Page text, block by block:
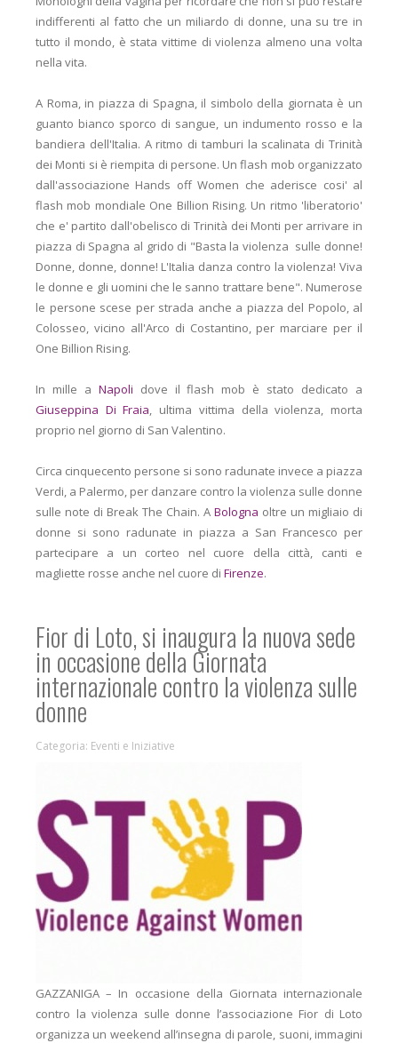
indifferenti al fatto che un miliardo di donne, una su tre in
tutto il mondo, è stata vittime di violenza almeno una volta
nella vita.
A Roma, in piazza di Spagna, il simbolo della giornata è un
guanto bianco sporco di sangue, un indumento rosso e la
bandiera dell'Italia. A ritmo di tamburi la scalinata di Trinità
dei Monti si è riempita di persone. Un flash mob organizzato
dall'associazione Hands off Women che aderisce cosi' al
flash mob mondiale One Billion Rising. Un ritmo 'liberatorio'
che e' partito dall'obelisco di Trinità dei Monti per arrivare in
piazza di Spagna al grido di "Basta la violenza sulle donne!
Donne, donne, donne! L'Italia danza contro la violenza! Viva
le donne e gli uomini che le sanno trattare bene". Numerose
le persone scese per strada anche a piazza del Popolo, al
Colosseo, vicino all'Arco di Costantino, per marciare per il
One Billion Rising.
In mille a Napoli dove il flash mob è stato dedicato a
Giuseppina Di Fraia, ultima vittima della violenza, morta
proprio nel giorno di San Valentino.
Circa cinquecento persone si sono radunate invece a piazza
Verdi, a Palermo, per danzare contro la violenza sulle donne
sulle note di Break The Chain. A Bologna oltre un migliaio di
donne si sono radunate in piazza a San Francesco per
partecipare a un corteo nel cuore della città, canti e
magliette rosse anche nel cuore di Firenze.
Fior di Loto, si inaugura la nuova sede
in occasione della Giornata
internazionale contro la violenza sulle
donne
Categoria: Eventi e Iniziative
GAZZANIGA – In occasione della Giornata internazionale
contro la violenza sulle donne l’associazione Fior di Loto
organizza un weekend all’insegna di parole, suoni, immagini